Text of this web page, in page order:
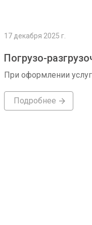
17 декабря 2025 г.
Погрузо-
При оформлении
Подробнее